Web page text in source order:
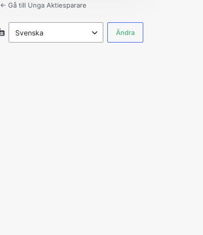
← Gå till Unga Aktiesparare
Språk